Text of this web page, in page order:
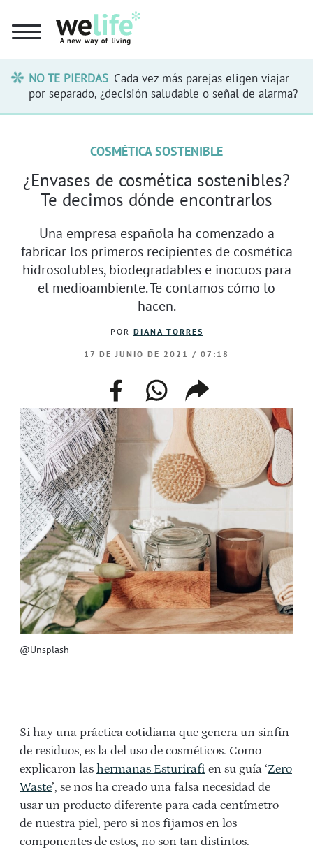
NO TE PIERDAS Cada vez más parejas eligen viajar
por separado, ¿decisión saludable o señal de alarma?
@Unsplash
COSMÉTICA SOSTENIBLE
¿Envases de cosmética sostenibles?
Te decimos dónde encontrarlos
Una empresa española ha comenzado a
fabricar los primeros recipientes de cosmética
hidrosolubles, biodegradables e inocuos para
el medioambiente. Te contamos cómo lo
hacen.
POR DIANA TORRES
17 DE JUNIO DE 2021 / 07:18
facebookwhatsappcompartir
enlace
Si hay una práctica cotidiana que genera un sinfín
de residuos, es la del uso de cosméticos. Como
explicaron las hermanas Esturirafi en su guía ‘Zero
Waste’, se nos ha creado una falsa necesidad de
usar un producto diferente para cada centímetro
de nuestra piel, pero si nos fijamos en los
componentes de estos, no son tan distintos.